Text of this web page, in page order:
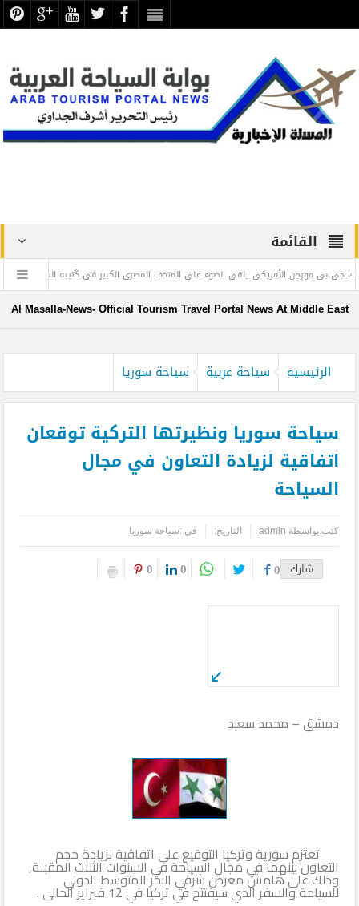
القائمة
الأمريكي يلقي الضوء على المتحف المصري الكبير في كُتيبه السنوي ”
Al Masalla-News- Official Tourism Travel Portal News At Middle East
الرئيسيه سياحة عربية سياحة سوريا
سياحة سوريا ونظيرتها التركية توقعان
اتفاقية لزيادة التعاون في مجال
السياحة
كتب بواسطة admin التاريخ: فى :سياحة سوريا
شارك 0
0
0
دمشق – محمد سعيد
تعتزم سورية وتركيا التوقيع على اتفاقية لزيادة حجم
التعاون بينهما في مجال السياحة في السنوات الثلاث المقبلة,
وذلك على هامش معرض شرقي البحر المتوسط الدولي
للسياحة والسفر الذي سيفتتح في تركيا في 12 فبراير الحالى .